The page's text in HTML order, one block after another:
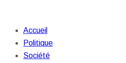
Accueil
Politique
Société